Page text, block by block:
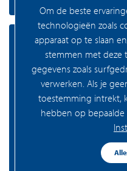
Zaandam
FRIS
Westzijde 83
1506 GA Zaandam
+31(0)75 - 655 50
Om de beste
technologieën zoals
apparaat op te slaan
stemmen met
gegevens zoals
verwerken. Als je
toestemming intrekt,
hebben op